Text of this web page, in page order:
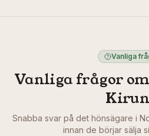
Vanliga
Vanliga frågor
Snabba svar på det hönsägare i
innan de börjar sälja